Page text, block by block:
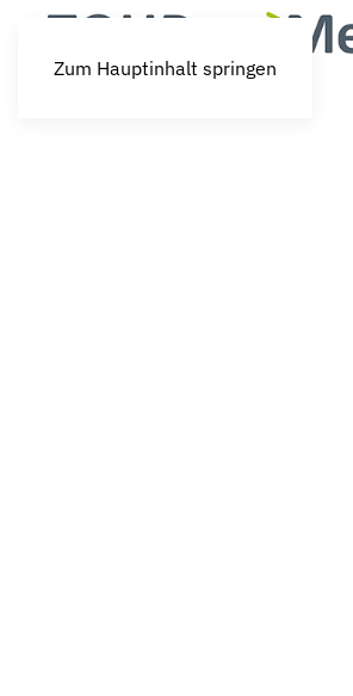
Zum Hauptinhalt springen